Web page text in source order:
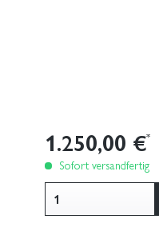
1.250,00 €*
Sofort versandfertig